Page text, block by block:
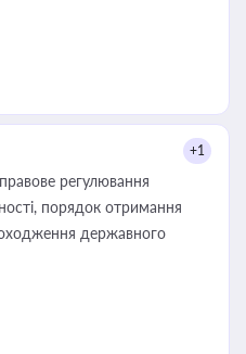
+1
регулювання
порядок отримання
державного